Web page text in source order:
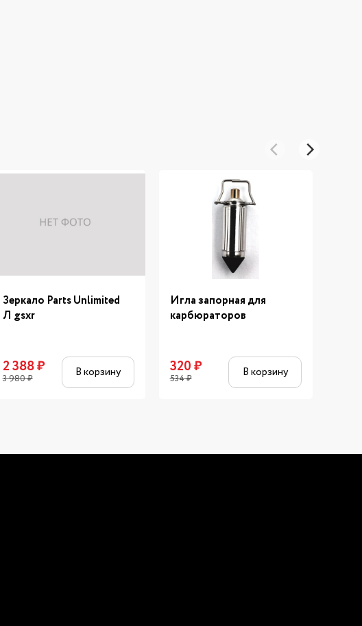
Зеркало Parts Unlimited
Л gsxr
2 388₽
3 980₽ В корзину
Игла запорная для
карбюраторов
320₽
534₽ В корзину